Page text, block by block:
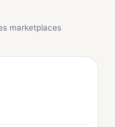
marketplaces